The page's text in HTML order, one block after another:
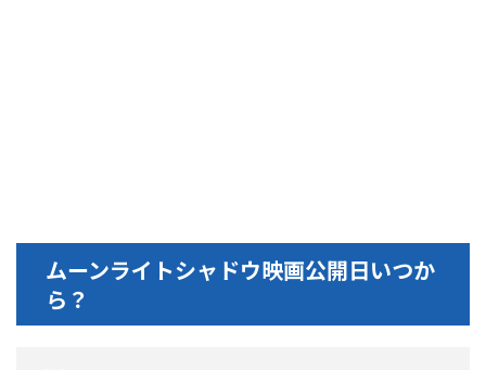
ムーンライトシャドウ映画公開日いつか
ら？